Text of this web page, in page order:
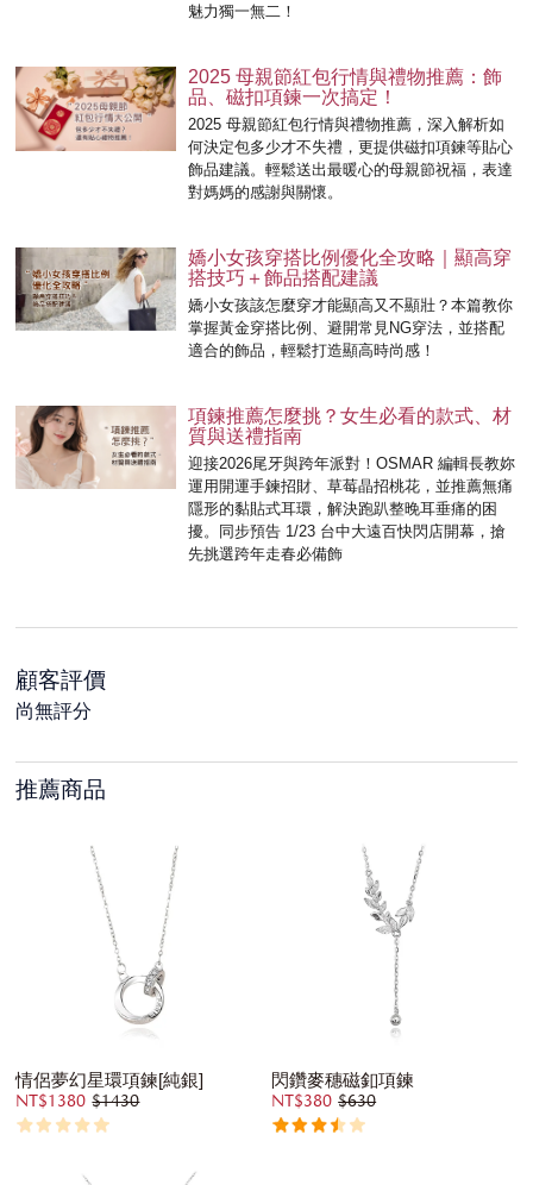
魅力獨一無二！
2025 母親節紅包行情與禮物推薦：飾
品、磁扣項鍊一次搞定！
2025 母親節紅包行情與禮物推薦，深入解析如
何決定包多少才不失禮，更提供磁扣項鍊等貼心
飾品建議。輕鬆送出最暖心的母親節祝福，表達
對媽媽的感謝與關懷。
嬌小女孩穿搭比例優化全攻略｜顯高穿
搭技巧＋飾品搭配建議
嬌小女孩該怎麼穿才能顯高又不顯壯？本篇教你
掌握黃金穿搭比例、避開常見NG穿法，並搭配
適合的飾品，輕鬆打造顯高時尚感！
項鍊推薦怎麼挑？女生必看的款式、材
質與送禮指南
迎接2026尾牙與跨年派對！OSMAR 編輯長教妳
運用開運手鍊招財、草莓晶招桃花，並推薦無痛
隱形的黏貼式耳環，解決跑趴整晚耳垂痛的困
擾。同步預告 1/23 台中大遠百快閃店開幕，搶
先挑選跨年走春必備飾
顧客評價
尚無評分
推薦商品
情侶夢幻星環項鍊[純銀]
NT$1380 $1430
閃鑽麥穗磁釦項鍊
NT$380 $630